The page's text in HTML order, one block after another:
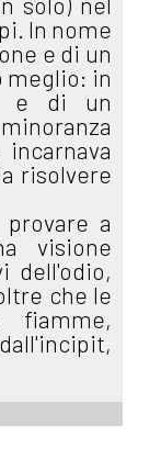
In nome
e di un
meglio: in
e di un
risolvere
a
visione
dell'odio,
che le
fiamme,